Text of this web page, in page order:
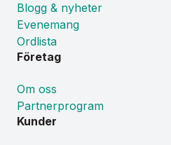
Blogg & nyheter
Evenemang
Ordlista
Företag
Om oss
Partnerprogram
Kunder